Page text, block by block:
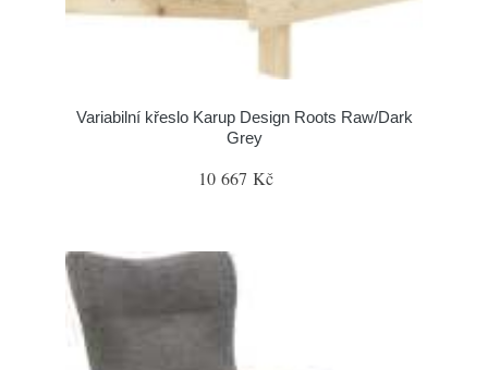
Variabilní křeslo Karup Design Roots Raw/Dark
Grey
10 667 Kč